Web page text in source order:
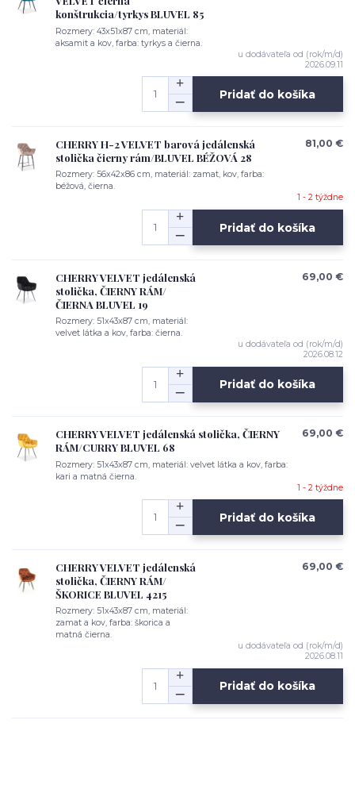
konštrukcia/tyrkys BLUVEL 85
Rozmery: 43x51x87 cm, materiál:
aksamit a kov, farba: tyrkys a čierna.
u dodávateľa od (rok/m/d)
2026.09.11
Pridať do košíka
CHERRY H-2 VELVET barová jedálenská
stolička čierny rám/BLUVEL BÉŽOVÁ 28
Rozmery: 56x42x86 cm, materiál: zamat, kov, farba:
béžová, čierna.
81,00 €
1 - 2 týždne
Pridať do košíka
CHERRY VELVET jedálenská
stolička, ČIERNY RÁM/
ČIERNA BLUVEL 19
Rozmery: 51x43x87 cm, materiál:
velvet látka a kov, farba: čierna.
69,00 €
u dodávateľa od (rok/m/d)
2026.08.12
Pridať do košíka
CHERRY VELVET jedálenská stolička, ČIERNY
RÁM/CURRY BLUVEL 68
Rozmery: 51x43x87 cm, materiál: velvet látka a kov, farba:
kari a matná čierna.
69,00 €
1 - 2 týždne
Pridať do košíka
CHERRY VELVET jedálenská
stolička, ČIERNY RÁM/
ŠKORICE BLUVEL 4215
Rozmery: 51x43x87 cm, materiál:
zamat a kov, farba: škorica a
matná čierna.
69,00 €
u dodávateľa od (rok/m/d)
2026.08.11
Pridať do košíka